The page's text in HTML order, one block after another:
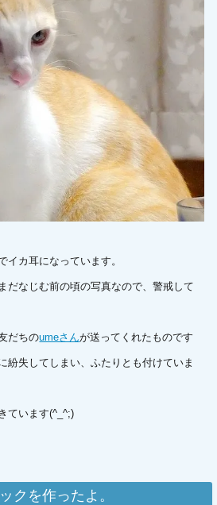
イカ耳になっています。
だなじむ前の頃の写真なので、警戒して
だちのumeさんが送ってくれたものです
紛失してしまい、ふたりとも付けていま
ています(^_^;)
クを作ったよ。